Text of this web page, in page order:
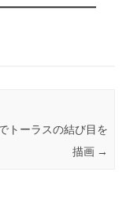
トーラスの結び目を
描画 →